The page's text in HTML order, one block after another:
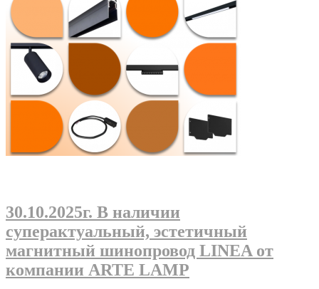
30.10.2025г. В наличии
суперактуальный, эстетичный
магнитный шинопровод LINEA от
компании ARTE LAMP